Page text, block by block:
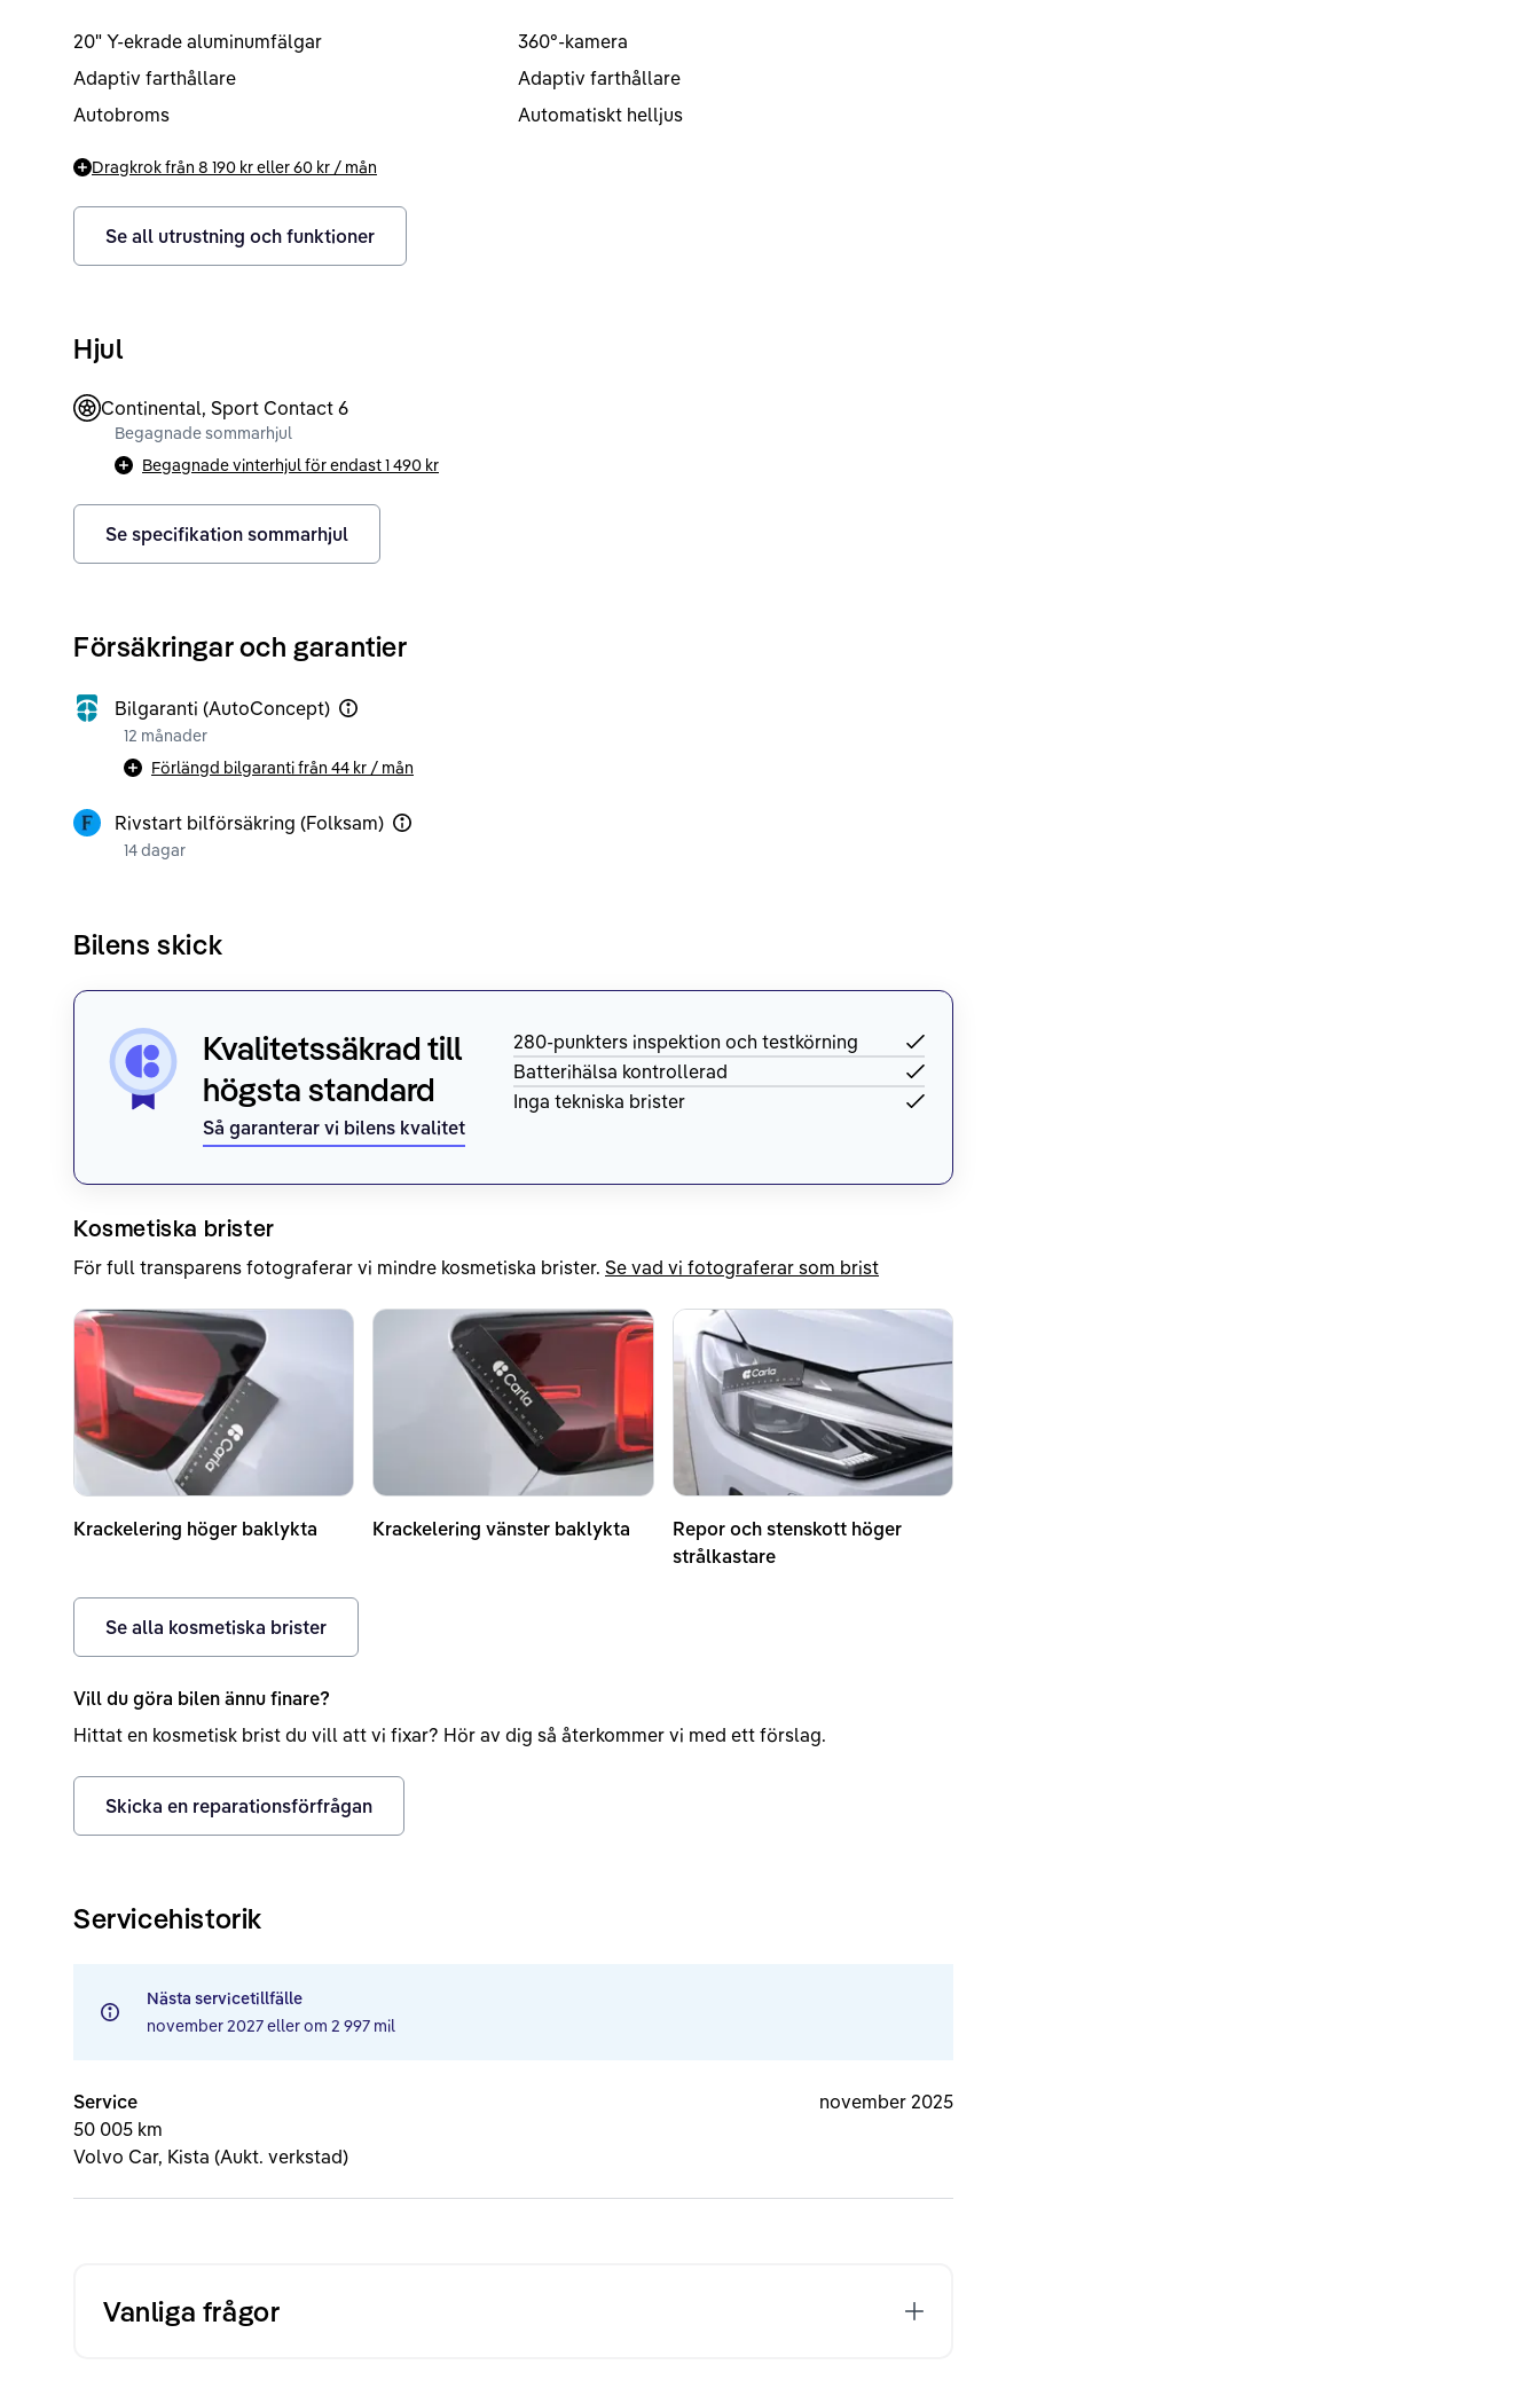
20" Y-ekrade aluminumfälgar
360°-kamera
Adaptiv farthållare
Adaptiv farthållare
Autobroms
Automatiskt helljus
Dragkrok från 8 190 kreller60 kr / mån
Se all utrustning och funktioner
Hjul
Continental, Sport Contact 6
Begagnade sommarhjul
Begagnade vinterhjul för endast1 490 kr
Se specifikation sommarhjul
Försäkringar och garantier
Bilgaranti (AutoConcept)
12 månader
Förlängd bilgaranti från 44 kr / mån
Rivstart bilförsäkring (Folksam)
14 dagar
Bilens skick
Kvalitetssäkrad till
högsta standard
Så garanterar vi bilens kvalitet
280-punkters inspektion och testkörning
Batterihälsa kontrollerad
Inga tekniska brister
Kosmetiska brister
För full transparens fotograferar vi mindre kosmetiska brister. Se vad vi fotograferar som brist
Krackelering höger baklykta Krackelering vänster baklykta
Repor och stenskott höger
strålkastare
Se alla kosmetiska brister
Vill du göra bilen ännu finare?
Hittat en kosmetisk brist du vill att vi fixar? Hör av dig så återkommer vi med ett förslag.
Skicka en reparationsförfrågan
Servicehistorik
Nästa servicetillfälle
november 2027eller om 2 997 mil
Service
50 005 km
Volvo Car, Kista (Aukt. verkstad)
november 2025
Vanliga frågor